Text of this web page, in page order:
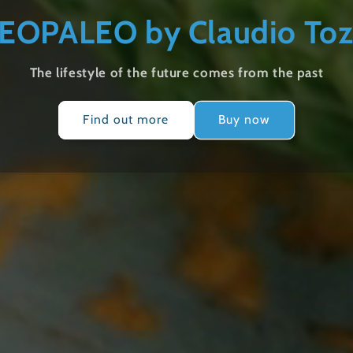
by Claudio
The lifestyle of the future comes from the past
Find out more Buy now